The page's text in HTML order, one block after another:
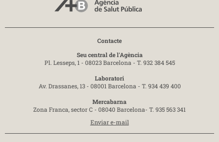
Contacte
Seu central de l'Agència
Pl. Lesseps, 1 - 08023 Barcelona - T. 932 384 545
Laboratori
Av. Drassanes, 13 - 08001 Barcelona - T. 934 439 400
Mercabarna
Zona Franca, sector C - 08040 Barcelona- T. 935 563 341
Enviar e-mail